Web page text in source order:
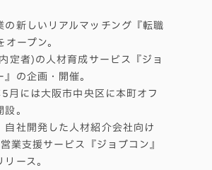
の新しいリアルマッチング『転職
ープン。
定者)の人材育成サービス『ジョ
』の企画・開催。
月には大阪市中央区に本町オフ
。
自社開発した人材紹介会社向け
業支援サービス『ジョブコン』
ース。